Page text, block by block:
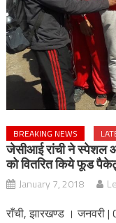
BREAKING NEWS
जेसीआई रांची ने स्पेशल
को वितरित किये फूड
January 7, 2018
राँची, झारखण्ड । जनवरी |